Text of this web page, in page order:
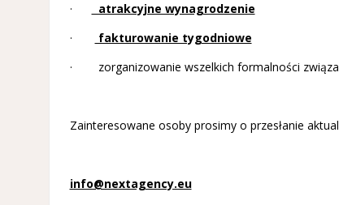
·
atrakcyjne wynagrodzenie
·
fakturowanie tygodniowe
· zorganizowanie wszelkich formalności
Zainteresowane osoby prosimy o przesłanie
info@nextagency.eu